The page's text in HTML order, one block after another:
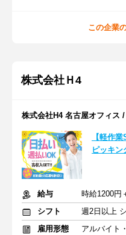
この企業
株式会社Ｈ4
株式会社H4 名古屋オフィス
【軽作
ピッキン
給与
時給1200円
シフト
週2日以上
雇用形態
アルバイト